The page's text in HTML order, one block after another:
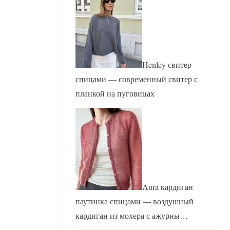
Henley свитер
спицами — современный свитер с
планкой на пуговицах
Aura кардиган
паутинка спицами — воздушный
кардиган из мохера с ажурны…